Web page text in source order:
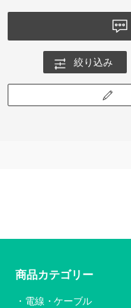
絞り込み
商品カテゴリー
電線・ケーブル